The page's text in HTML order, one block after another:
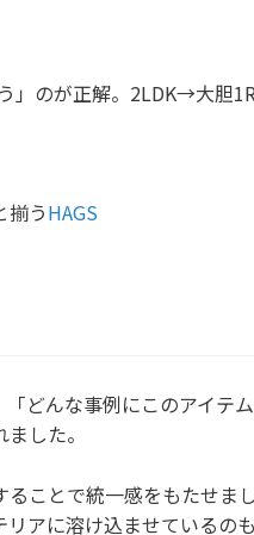
」のが正解。2LDK→大胆
揃うHAGS
どんな事例にこのアイテ
した。
ことで統一感をもたせま
アに溶け込ませているの